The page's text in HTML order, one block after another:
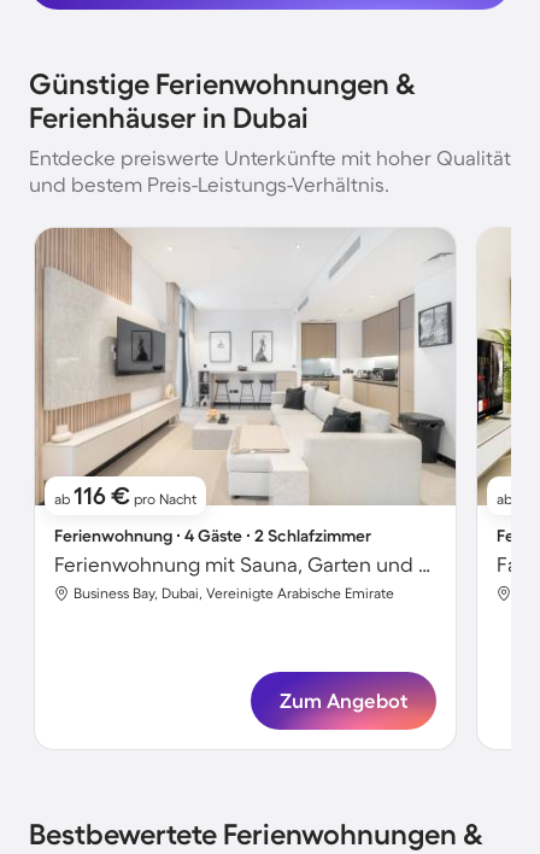
Günstige Ferienwohnungen &
Ferienhäuser in Dubai
Entdecke preiswerte Unterkünfte mit hoher Qualität
und bestem Preis-Leistungs-Verhältnis.
ab 116 € pro Nacht
Ferienwohnung ∙ 4 Gäste ∙ 2 Schlafzimmer
Ferienwohnung mit Sauna, Garten und Terrasse | Flussblick
Business Bay, Dubai, Vereinigte Arabische Emirate
Zum Angebot
ab
Bestbewertete Ferienwohnungen &